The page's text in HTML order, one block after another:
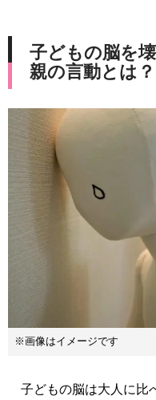
子どもの脳を
親の言動とは？
※画像はイメージです
子どもの脳は大人に比